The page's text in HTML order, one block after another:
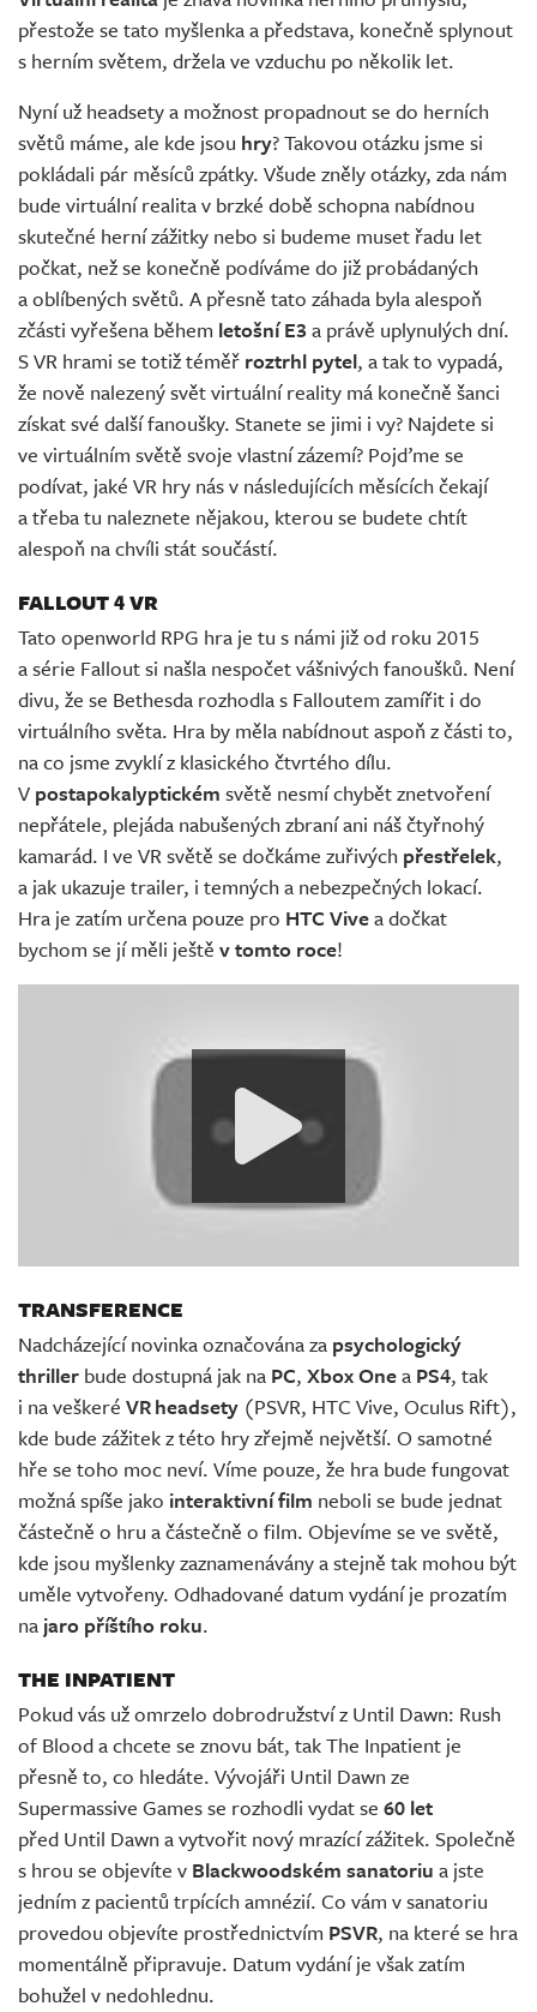
Živě
přestože se tato myšlenka a představa, konečně splynout
s herním světem, držela ve vzduchu po několik let.
Nyní už headsety a možnost propadnout se do herních
světů máme, ale kde jsou hry? Takovou otázku jsme si
pokládali pár měsíců zpátky. Všude zněly otázky, zda nám
bude virtuální realita v brzké době schopna nabídnou
skutečné herní zážitky nebo si budeme muset řadu let
počkat, než se konečně podíváme do již probádaných
a oblíbených světů. A přesně tato záhada byla alespoň
zčásti vyřešena během letošní E3a právě uplynulých dní.
S VR hrami se totiž téměř roztrhl pytel, a tak to vypadá,
že nově nalezený svět virtuální reality má konečně šanci
získat své další fanoušky. Stanete se jimi i vy? Najdete si
ve virtuálním světě svoje vlastní zázemí? Pojďme se
podívat, jaké VR hry nás v následujících měsících čekají
a třeba tu naleznete nějakou, kterou se budete chtít
alespoň na chvíli stát součástí.
FALLOUT 4 VR
Tato openworld RPG hra je tu s námi již od roku 2015
a série Fallout si našla nespočet vášnivých fanoušků. Není
divu, že se Bethesda rozhodla s Falloutem zamířit i do
virtuálního světa. Hra by měla nabídnout aspoň z části to,
na co jsme zvyklí z klasického čtvrtého dílu.
V postapokalyptickém světě nesmí chybět znetvoření
nepřátele, plejáda nabušených zbraní ani náš čtyřnohý
kamarád. I ve VR světě se dočkáme zuřivých přestřelek,
a jak ukazuje trailer, i temných a nebezpečných lokací.
Hra je zatím určena pouze pro HTC Vivea dočkat
bychom se jí měli ještě v tomto roce!
TRANSFERENCE
Nadcházející novinka označována za psychologický
thriller bude dostupná jak na PC, Xbox Onea PS4, tak
i na veškeré VR headsety (PSVR, HTC Vive, Oculus Rift),
kde bude zážitek z této hry zřejmě největší. O samotné
hře se toho moc neví. Víme pouze, že hra bude fungovat
možná spíše jako interaktivní film neboli se bude jednat
částečně o hru a částečně o film. Objevíme se ve světě,
kde jsou myšlenky zaznamenávány a stejně tak mohou být
uměle vytvořeny. Odhadované datum vydání je prozatím
na jaro příštího roku.
THE INPATIENT
Pokud vás už omrzelo dobrodružství z Until Dawn: Rush
of Blood a chcete se znovu bát, tak The Inpatient je
přesně to, co hledáte. Vývojáři Until Dawn ze
Supermassive Games se rozhodli vydat se 60 let
před Until Dawn a vytvořit nový mrazící zážitek. Společně
s hrou se objevíte v Blackwoodském sanatoriu a jste
jedním z pacientů trpících amnézií. Co vám v sanatoriu
provedou objevíte prostřednictvím PSVR, na které se hra
momentálně připravuje. Datum vydání je však zatím
bohužel v nedohlednu.